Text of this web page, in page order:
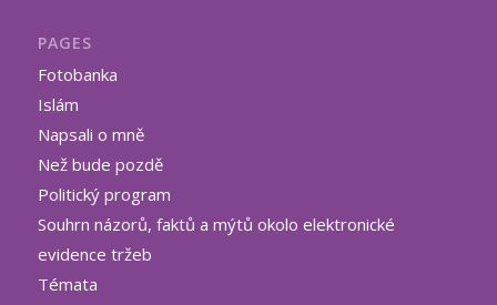
PAGES
Fotobanka
Islám
Napsali o mně
Než bude pozdě
Politický program
Souhrn názorů, faktů a mýtů okolo elektronické
evidence tržeb
Témata